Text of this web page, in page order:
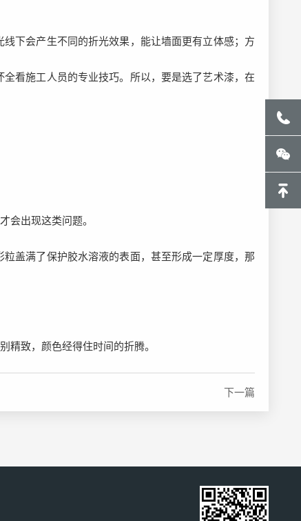
下会产生不同的折光效果，能让墙面更有立体感；方
看施工人员的专业技巧。所以，要是选了艺术漆，在
会出现这类问题。
盖满了保护胶水溶液的表面，甚至形成一定厚度，那
致，颜色经得住时间的折腾。
下一篇